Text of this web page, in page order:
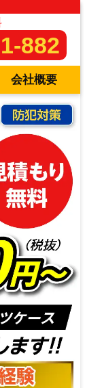
882
会社概要